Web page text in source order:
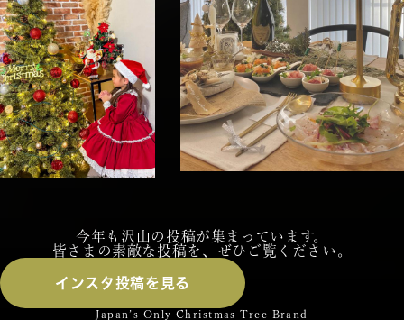
今年も沢山の投稿が集まっています。
皆さまの素敵な投稿を、ぜひご覧ください。
インスタ投稿を見る
Japan’s Only Christmas Tree Brand